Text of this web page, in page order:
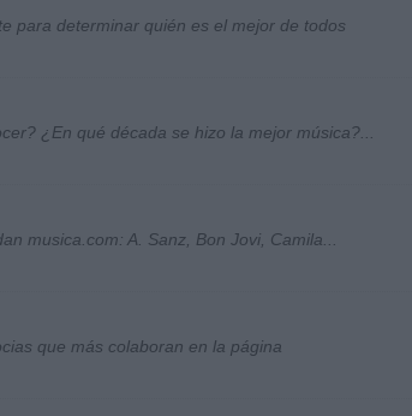
para determinar quién es el mejor de todos
¿En qué década se hizo la mejor música?...
musica.com: A. Sanz, Bon Jovi, Camila...
que más colaboran en la página